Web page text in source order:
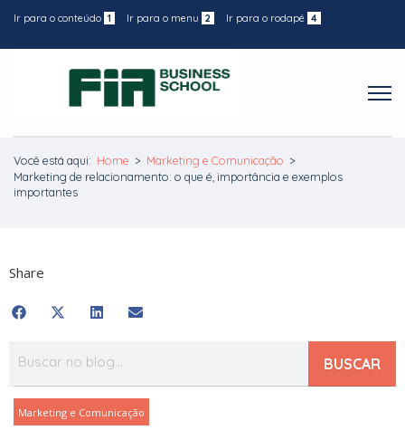
Ir para o conteúdo 1 Ir para o menu 2 Ir para o rodapé 4
Você está aqui: Home > Marketing e Comunicação >
Marketing de relacionamento: o que é, importância e exemplos
importantes
Share
BUSCAR
Marketing e Comunicação